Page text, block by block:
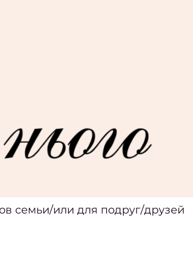
семьи/или для подруг/друзей